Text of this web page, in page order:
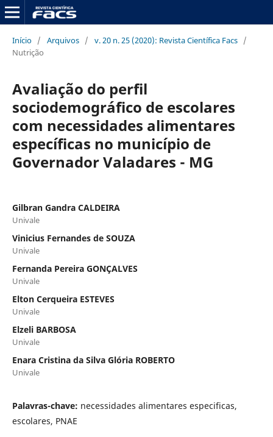
Início / Arquivos / v. 20 n. 25 (2020): Revista Científica Facs /
Nutrição
Avaliação do perfil
sociodemográfico de escolares
com necessidades alimentares
específicas no município de
Governador Valadares - MG
Gilbran Gandra CALDEIRA
Univale
Vinicius Fernandes de SOUZA
Univale
Fernanda Pereira GONÇALVES
Univale
Elton Cerqueira ESTEVES
Univale
Elzeli BARBOSA
Univale
Enara Cristina da Silva Glória ROBERTO
Univale
Palavras-chave: necessidades alimentares especificas,
escolares, PNAE